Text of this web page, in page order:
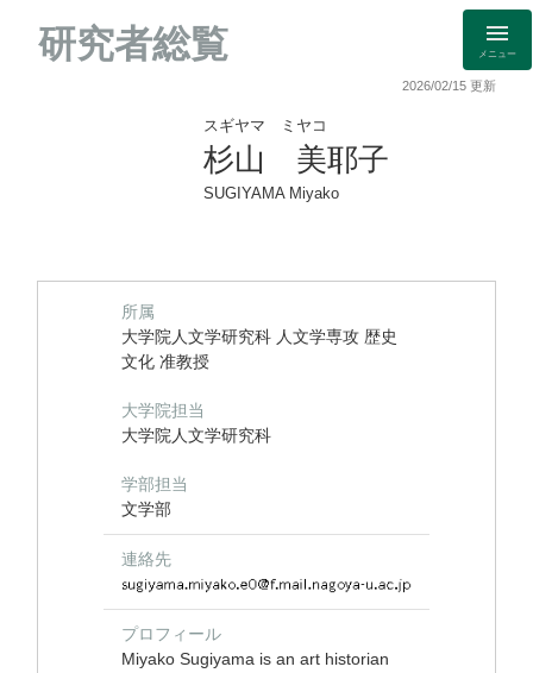
研究者総覧 メニュー
2026/02/15 更新
スギヤマ ミヤコ
杉山 美耶子
SUGIYAMA Miyako
所属
大学院人文学研究科 人文学専攻 歴史
文化 准教授
大学院担当
大学院人文学研究科
学部担当
文学部
連絡先
プロフィール
Miyako Sugiyama is an art historian